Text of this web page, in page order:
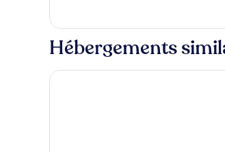
chambre
Appartement
Hébergements
Milk factory